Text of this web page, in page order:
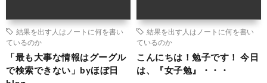
結果を出す人はノートに何を書い
ているのか
「最も大事な情報はグーグル
で検索できない」byほぼ日
結果を出す人はノートに何を書い
ているのか
こんにちは！勉子です！ 今日
は、『女子勉』・・・